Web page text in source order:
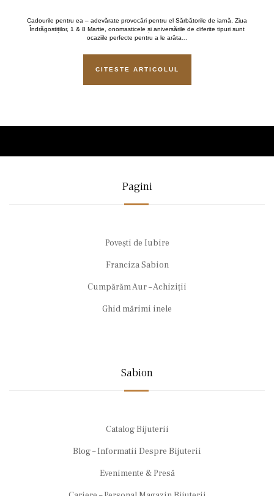
Cadourile pentru ea – adevărate provocări pentru el Sărbătorile de iarnă, Ziua
Îndrăgostiților, 1 & 8 Martie, onomasticele și aniversările de diferite tipuri sunt
ocaziile perfecte pentru a le arăta…
CITESTE ARTICOLUL
Pagini
Povești de Iubire
Franciza Sabion
Cumpărăm Aur – Achiziții
Ghid mărimi inele
Sabion
Catalog Bijuterii
Blog – Informatii Despre Bijuterii
Evenimente & Presă